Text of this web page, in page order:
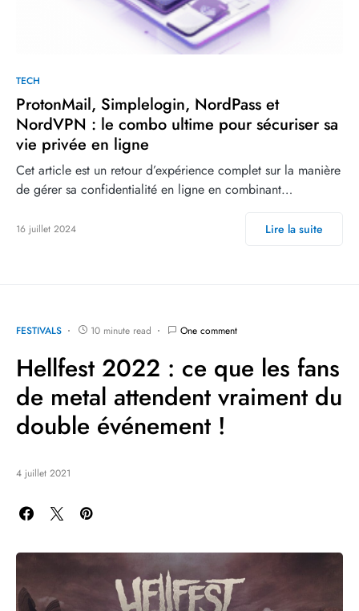
TECH
ProtonMail, Simplelogin, NordPass et
NordVPN : le combo ultime pour sécuriser sa
vie privée en ligne
Cet article est un retour d’expérience complet sur la manière
de gérer sa confidentialité en ligne en combinant…
16 juillet 2024 Lire la suite
FESTIVALS 10 minute read One comment
Hellfest 2022 : ce que les fans
de metal attendent vraiment du
double événement !
4 juillet 2021